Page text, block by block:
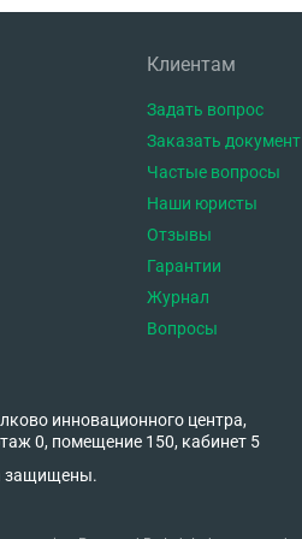
Клиентам
Задать вопрос
Заказать документ
Частые вопросы
Наши юристы
Отзывы
Гарантии
Журнал
Вопросы
инновационного центра,
0, помещение 150, кабинет 5
защищены.